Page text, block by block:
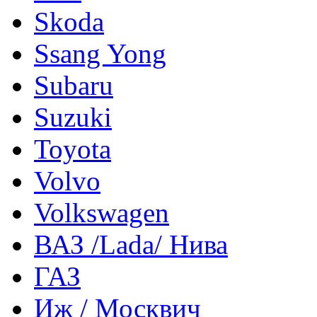
Skoda
Ssang Yong
Subaru
Suzuki
Toyota
Volvo
Volkswagen
ВАЗ /Lada/ Нива
ГАЗ
Иж / Москвич